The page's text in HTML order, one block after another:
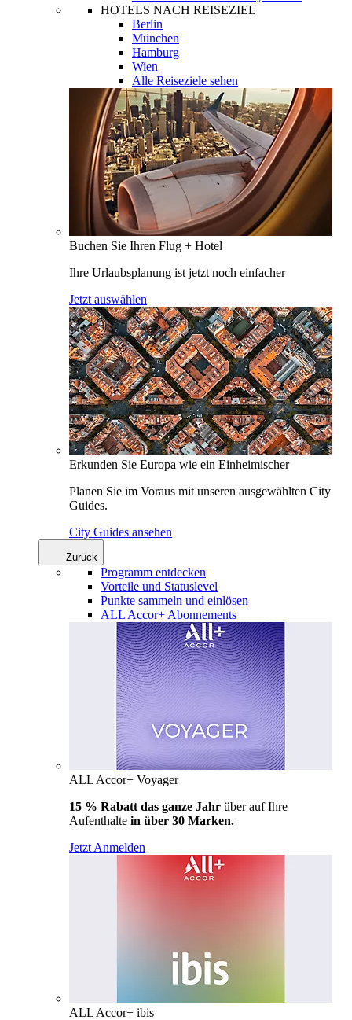
HOTELS NACH REISEZIEL
Berlin
München
Hamburg
Wien
Alle Reiseziele sehen
Buchen Sie Ihren Flug + Hotel
Ihre Urlaubsplanung ist jetzt noch einfacher
Jetzt auswählen
Erkunden Sie Europa wie ein Einheimischer
Planen Sie im Voraus mit unseren ausgewählten City
Guides.
City Guides ansehen
Zurück
Programm entdecken
Vorteile und Statuslevel
Punkte sammeln und einlösen
ALL Accor+ Abonnements
ALL Accor+ Voyager
15 % Rabatt das ganze Jahr über auf Ihre
Aufenthalte in über 30 Marken.
Jetzt Anmelden
ALL Accor+ ibis